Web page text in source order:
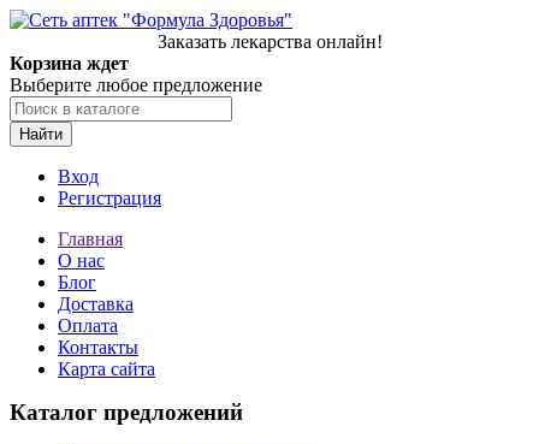
Заказать лекарства онлайн!
Корзина ждет
Выберите любое предложение
Найти
Вход
Регистрация
Главная
О нас
Блог
Доставка
Оплата
Контакты
Карта сайта
Каталог предложений